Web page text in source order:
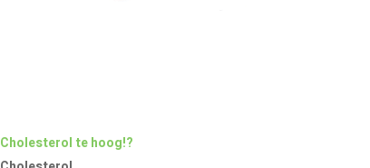
Cholesterol te hoog!?